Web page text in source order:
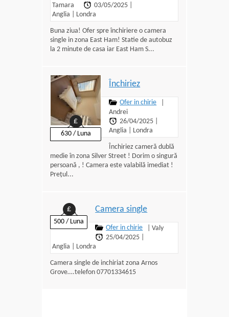
Tamara
03/05/2025
Anglia
Londra
Buna ziua! Ofer spre închiriere o camera
single in zona East Ham! Statie de autobuz
la 2 minute de casa iar East Ham S...
£
630 / Luna
Închiriez
Ofer in chirie
Andrei
26/04/2025
Anglia
Londra
Închiriez cameră dublă
medie în zona Silver Street ! Dorim o singură
persoană , ! Camera este valabilă imediat !
Prețul...
£
500 / Luna
Camera single
Ofer in chirie |Valy
25/04/2025
Anglia
Londra
Camera single de inchiriat zona Arnos
Grove….telefon 07701334615